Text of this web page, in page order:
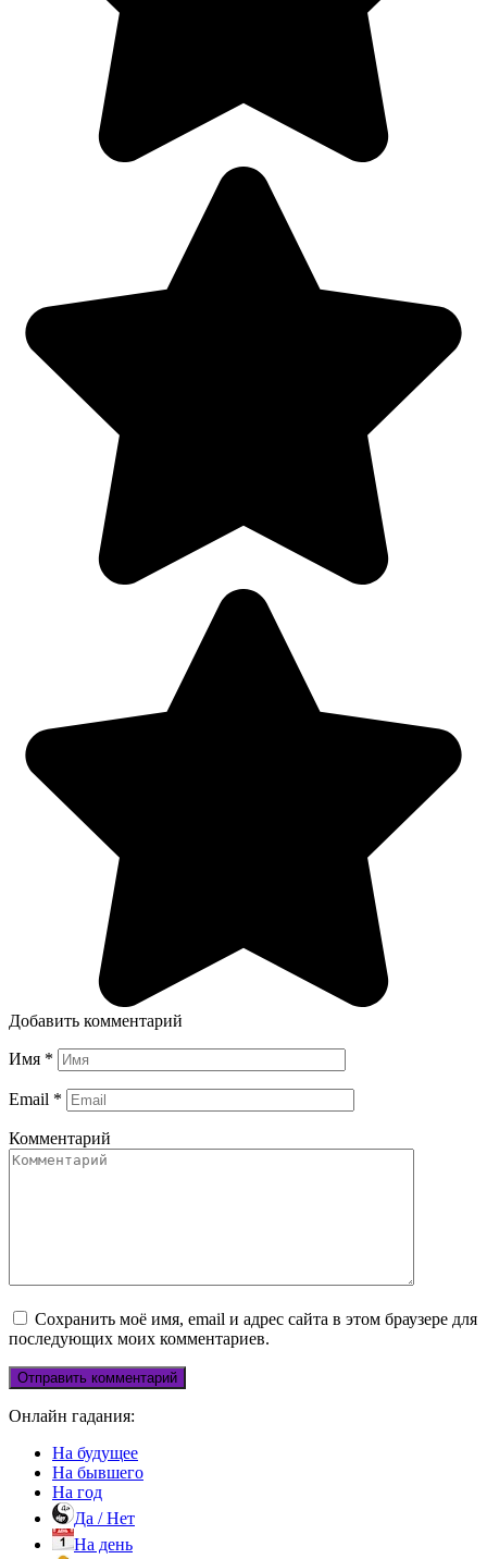
Добавить комментарий
Имя *
Email *
Комментарий
Сохранить моё имя, email и адрес сайта в этом браузере для
последующих моих комментариев.
Онлайн гадания:
На будущее
На бывшего
На год
Да / Нет
На день